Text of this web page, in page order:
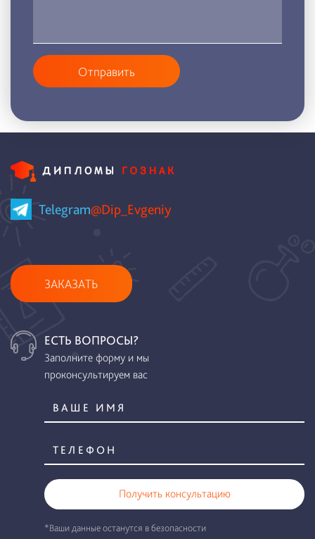
Отправить
Telegram@Dip_Evgeniy
ЗАКАЗАТЬ
ЕСТЬ ВОПРОСЫ?
Заполните форму и мы
проконсультируем вас
Получить консультацию
*Ваши данные останутся в безопасности